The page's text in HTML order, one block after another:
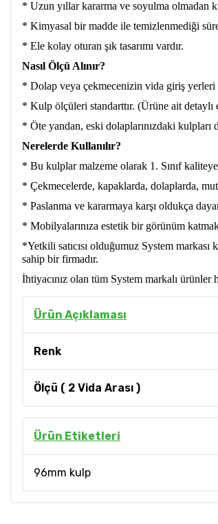
* Uzun yıllar kararma ve soyulma
* Kimyasal bir madde ile temizlenmediği
* Ele kolay oturan şık tasarımı vardır.
Nasıl Ölçü Alınır?
* Dolap veya çekmecenizin vida giriş yerleri
* Kulp ölçüleri standarttır. (Ürüne ait
* Öte yandan, eski dolaplarınızdaki
Nerelerde Kullanılır?
* Bu kulplar malzeme olarak 1. Sınıf
* Çekmecelerde, kapaklarda, dolaplarda,
* Paslanma ve kararmaya karşı oldukça
* Mobilyalarınıza estetik bir görünüm
*Yetkili satıcısı olduğumuz System
sahip bir firmadır.
İhtiyacınız olan tüm System markalı
Ürün Açıklaması
Renk
Ölçü ( 2 Vida Arası )
Ürün Etiketleri
96mm kulp